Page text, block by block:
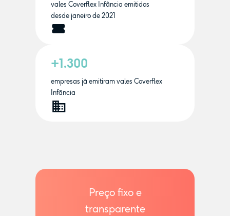
vales Coverflex Infância emitidos
desde janeiro de 2021
+1.300
empresas já emitiram vales Coverflex
Infância
Preço fixo e
transparente